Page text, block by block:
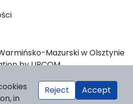
Mazurski w Olsztynie
by LIBCOM
in
Reject Accept